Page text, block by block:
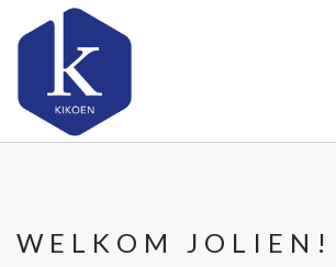
VACATURES
WELKOM JOLIEN!